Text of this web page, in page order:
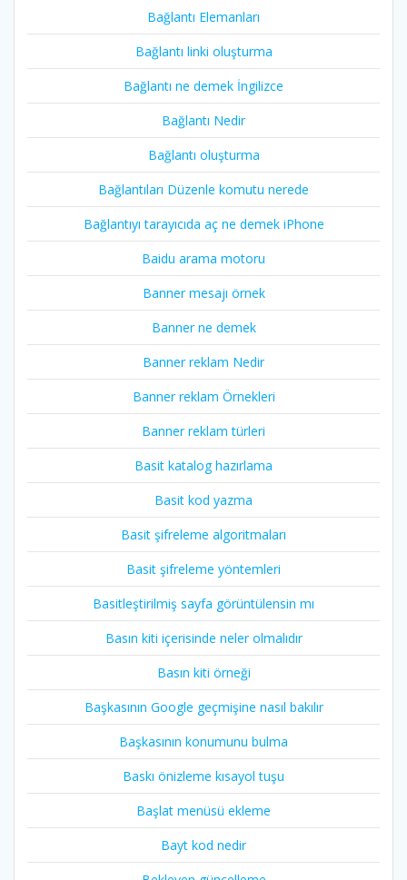
Bağlantı Elemanları
Bağlantı linki oluşturma
Bağlantı ne demek İngilizce
Bağlantı Nedir
Bağlantı oluşturma
Bağlantıları Düzenle komutu nerede
Bağlantıyı tarayıcıda aç ne demek iPhone
Baidu arama motoru
Banner mesajı örnek
Banner ne demek
Banner reklam Nedir
Banner reklam Örnekleri
Banner reklam türleri
Basit katalog hazırlama
Basit kod yazma
Basit şifreleme algoritmaları
Basit şifreleme yöntemleri
Basitleştirilmiş sayfa görüntülensin mı
Basın kiti içerisinde neler olmalıdır
Basın kiti örneği
Başkasının Google geçmişine nasıl bakılır
Başkasının konumunu bulma
Baskı önizleme kısayol tuşu
Başlat menüsü ekleme
Bayt kod nedir